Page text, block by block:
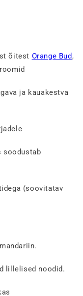
õitest Orange Bud,
ja kauakestva
soodustab
(soovitatav
lillelised noodid.